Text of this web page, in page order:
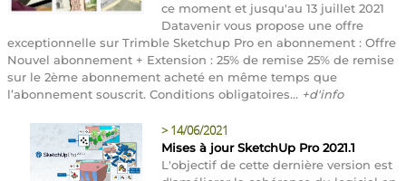
ce moment et jusqu'au 13 juillet 2021
Datavenir vous propose une offre
exceptionnelle sur Trimble Sketchup Pro en abonnement : Offre
Nouvel abonnement + Extension : 25% de remise 25% de remise
sur le 2ème abonnement acheté en même temps que
l’abonnement souscrit. Conditions obligatoires... +d'info
> 14/06/2021
Mises à jour SketchUp Pro 2021.1
L'objectif de cette dernière version est